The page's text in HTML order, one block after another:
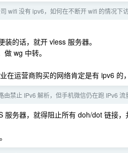
wifi 没有 ipv6，如何在不断开 wifi 的情况下
的话，就开 vless 服务器。
wg 中转。
在运营商购买的网络肯定是有 ipv6 的
由禁止 IPv6 解析，但手机微信仍在跑 IPv6 流
务器，就得阻止所有 doh/dot 链接，